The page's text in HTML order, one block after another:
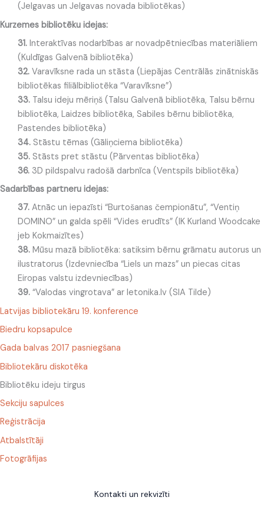
(Jelgavas un Jelgavas novada bibliotēkas)
Kurzemes bibliotēku idejas:
31. Interaktīvas nodarbības ar novadpētniecības materiāliem
(Kuldīgas Galvenā bibliotēka)
32. Varavīksne rada un stāsta (Liepājas Centrālās zinātniskās
bibliotēkas filiālbibliotēka “Varavīksne”)
33. Talsu ideju mēriņš (Talsu Galvenā bibliotēka, Talsu bērnu
bibliotēka, Laidzes bibliotēka, Sabiles bērnu bibliotēka,
Pastendes bibliotēka)
34. Stāstu tēmas (Gāliņciema bibliotēka)
35. Stāsts pret stāstu (Pārventas bibliotēka)
36. 3D pildspalvu radošā darbnīca (Ventspils bibliotēka)
Sadarbības partneru idejas:
37. Atnāc un iepazīsti “Burtošanas čempionātu”, “Ventiņ
DOMINO” un galda spēli “Vides erudīts” (IK Kurland Woodcake
jeb Kokmaizītes)
38. Mūsu mazā bibliotēka: satiksim bērnu grāmatu autorus un
ilustratorus (Izdevniecība “Liels un mazs” un piecas citas
Eiropas valstu izdevniecības)
39. “Valodas vingrotava” ar letonika.lv (SIA Tilde)
Latvijas bibliotekāru 19. konference
Biedru kopsapulce
Gada balvas 2017 pasniegšana
Bibliotekāru diskotēka
Bibliotēku ideju tirgus
Sekciju sapulces
Reģistrācija
Atbalstītāji
Fotogrāfijas
Kontakti un rekvizīti